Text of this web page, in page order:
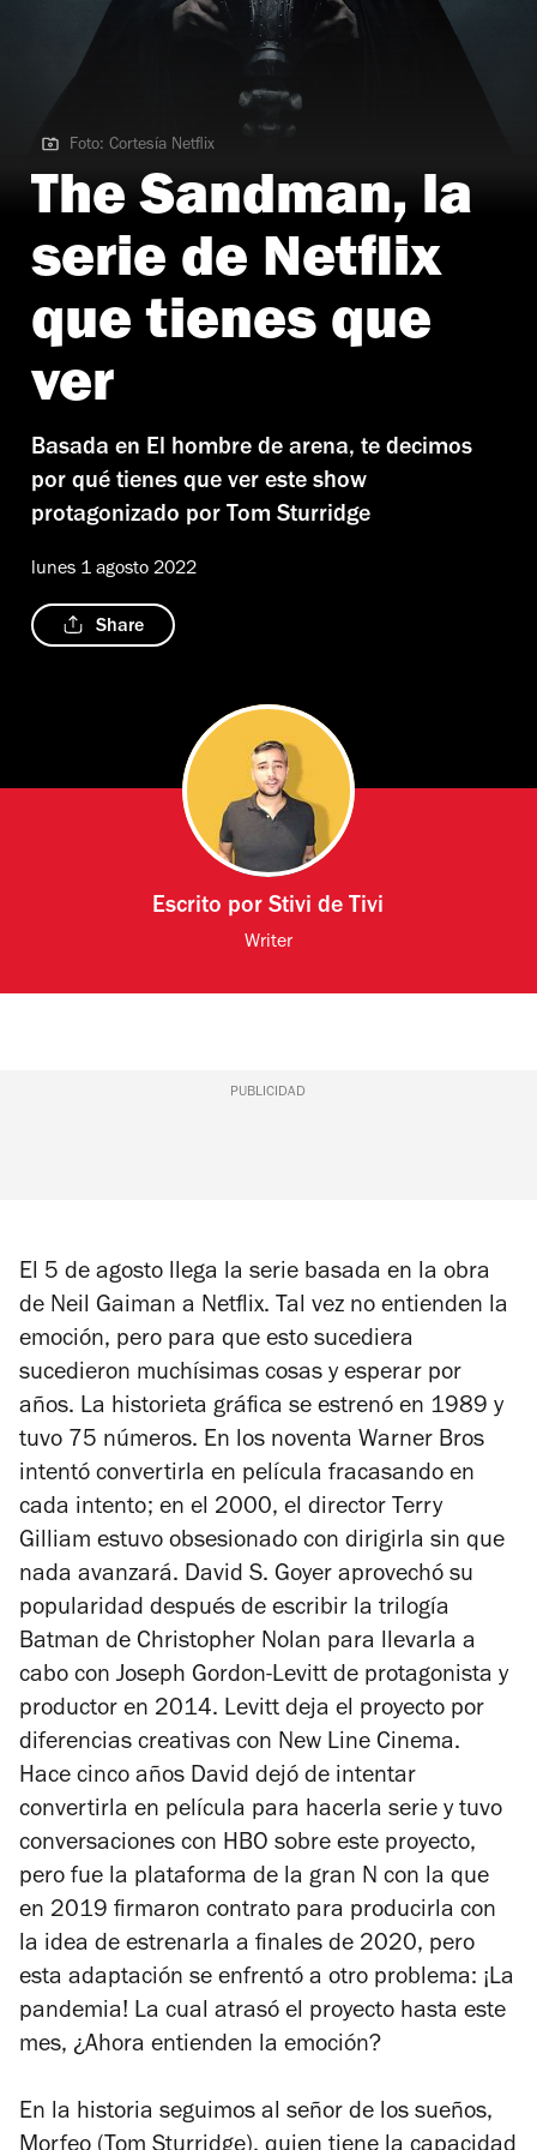
Foto: Cortesía Netflix
Foto: Cortesía Netflix
The Sandman, la
serie de Netflix
que tienes que
ver
Basada en El hombre de arena, te decimos
por qué tienes que ver este show
protagonizado por Tom Sturridge
lunes 1 agosto 2022
Share
Escrito porStivi de Tivi
Writer
PUBLICIDAD
El 5 de agosto llega la serie basada en la obra
de Neil Gaiman a Netflix. Tal vez no entienden la
emoción, pero para que esto sucediera
sucedieron muchísimas cosas y esperar por
años. La historieta gráfica se estrenó en 1989 y
tuvo 75 números. En los noventa Warner Bros
intentó convertirla en película fracasando en
cada intento; en el 2000, el director Terry
Gilliam estuvo obsesionado con dirigirla sin que
nada avanzará. David S. Goyer aprovechó su
popularidad después de escribir la trilogía
Batman de Christopher Nolan para llevarla a
cabo con Joseph Gordon-Levitt de protagonista y
productor en 2014. Levitt deja el proyecto por
diferencias creativas con New Line Cinema.
Hace cinco años David dejó de intentar
convertirla en película para hacerla serie y tuvo
conversaciones con HBO sobre este proyecto,
pero fue la plataforma de la gran N con la que
en 2019 firmaron contrato para producirla con
la idea de estrenarla a finales de 2020, pero
esta adaptación se enfrentó a otro problema: ¡La
pandemia! La cual atrasó el proyecto hasta este
mes, ¿Ahora entienden la emoción?
En la historia seguimos al señor de los sueños,